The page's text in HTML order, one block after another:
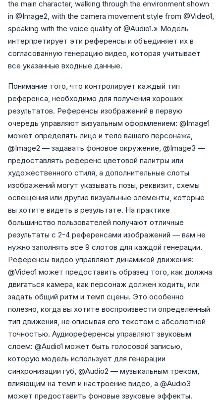
the main character, walking through the environment shown
in @Image2, with the camera movement style from @Video1,
speaking with the voice quality of @Audio1.» Модель
интерпретирует эти референсы и объединяет их в
согласованную генерацию видео, которая учитывает
все указанные входные данные.
Понимание того, что контролирует каждый тип
референса, необходимо для получения хороших
результатов. Референсы изображений в первую
очередь управляют визуальным оформлением: @Image1
может определять лицо и тело вашего персонажа,
@Image2 — задавать фоновое окружение, @Image3 —
предоставлять референс цветовой палитры или
художественного стиля, а дополнительные слоты
изображений могут указывать позы, реквизит, схемы
освещения или другие визуальные элементы, которые
вы хотите видеть в результате. На практике
большинство пользователей получают отличные
результаты с 2-4 референсами изображений — вам не
нужно заполнять все 9 слотов для каждой генерации.
Референсы видео управляют динамикой движения:
@Video1 может предоставить образец того, как должна
двигаться камера, как персонаж должен ходить, или
задать общий ритм и темп сцены. Это особенно
полезно, когда вы хотите воспроизвести определённый
тип движения, не описывая его текстом с абсолютной
точностью. Аудиореференсы управляют звуковым
слоем: @Audio1 может быть голосовой записью,
которую модель использует для генерации
синхронизации губ, @Audio2 — музыкальным треком,
влияющим на темп и настроение видео, а @Audio3
может предоставить фоновые звуковые эффекты.